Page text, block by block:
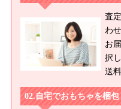
査
わ
お
択
送
自宅でおもちゃを梱